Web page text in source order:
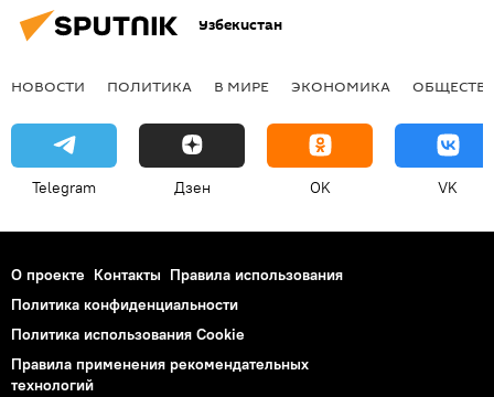
Узбекистан
НОВОСТИ ПОЛИТИКА В МИРЕ ЭКОНОМИКА
Telegram Дзен OK VK
О проекте Контакты Правила использования
Политика конфиденциальности
Политика использования Cookie
Правила применения рекомендательных
технологий